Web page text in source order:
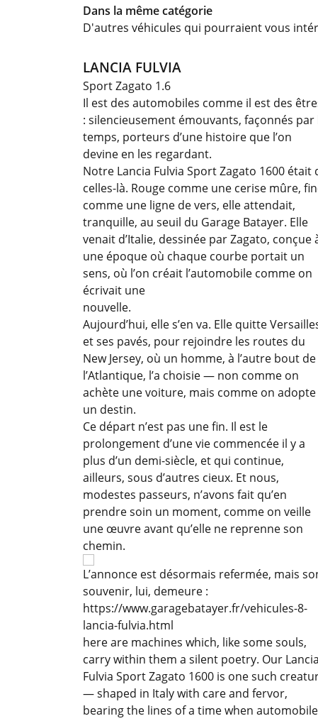
Dans la même catégorie
D'autres véhicules qui pourraient vous
LANCIA FULVIA
Sport Zagato 1.6
Il est des automobiles comme il est des
: silencieusement émouvants, façonnés par
temps, porteurs d’une histoire que l’on
devine en les regardant.
Notre Lancia Fulvia Sport Zagato 1600 était
celles-là. Rouge comme une cerise mûre,
comme une ligne de vers, elle attendait,
tranquille, au seuil du Garage Batayer. Elle
venait d’Italie, dessinée par Zagato, conçue
une époque où chaque courbe portait un
sens, où l’on créait l’automobile comme on
écrivait une
nouvelle.
Aujourd’hui, elle s’en va. Elle quitte
et ses pavés, pour rejoindre les routes du
New Jersey, où un homme, à l’autre bout de
l’Atlantique, l’a choisie — non comme on
achète une voiture, mais comme on adopte
un destin.
Ce départ n’est pas une fin. Il est le
prolongement d’une vie commencée il y a
plus d’un demi-siècle, et qui continue,
ailleurs, sous d’autres cieux. Et nous,
modestes passeurs, n’avons fait qu’en
prendre soin un moment, comme on veille
une œuvre avant qu’elle ne reprenne son
chemin.
L’annonce est désormais refermée, mais
souvenir, lui, demeure :
https://www.garagebatayer.fr/vehicules-8-
lancia-fulvia.html
here are machines which, like some souls,
carry within them a silent poetry. Our Lancia
Fulvia Sport Zagato 1600 is one such
— shaped in Italy with care and fervor,
bearing the lines of a time when